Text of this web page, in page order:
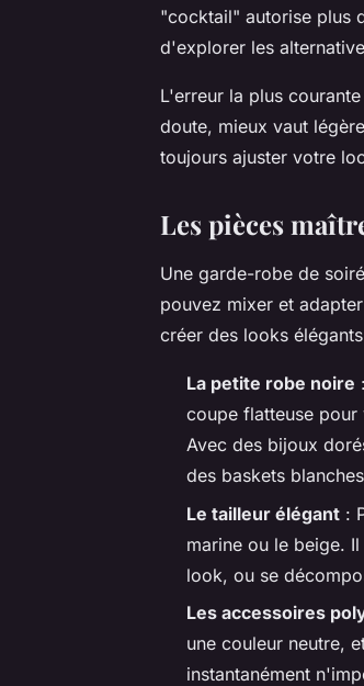
"cocktail" autorise plus
d'explorer les
L'erreur la plus
doute, mieux vaut
toujours ajuster votre
Les pièces
Une garde-robe de
pouvez mixer et
créer des looks
La petite robe noire
coupe flatteuse pour
Avec des bijoux
des baskets
Le tailleur élégant :
marine ou le beige.
look, ou se
Les accessoires
une couleur neutre,
instantanément